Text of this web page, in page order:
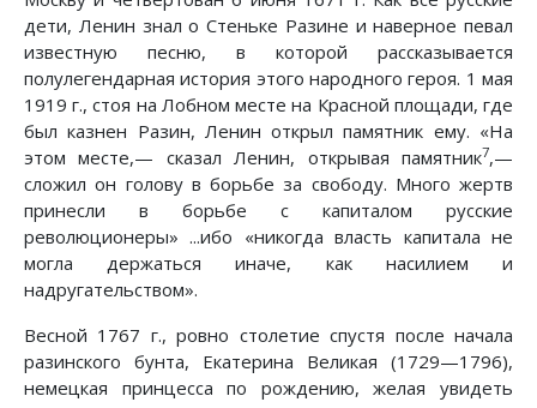
дети, Ленин знал о Стеньке Разине и наверное певал
известную песню, в которой рассказывается
полулегендарная история этого народного героя. 1 мая
1919 г., стоя на Лобном месте на Красной площади, где
был казнен Разин, Ленин открыл памятник ему. «На
этом месте,— сказал Ленин, открывая памятник7,—
сложил он голову в борьбе за свободу. Много жертв
принесли в борьбе с капиталом русские
революционеры» ...ибо «никогда власть капитала не
могла держаться иначе, как насилием и
надругательством».
Весной 1767 г., ровно столетие спустя после начала
разинского бунта, Екатерина Великая (1729—1796),
немецкая принцесса по рождению, желая увидеть